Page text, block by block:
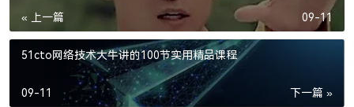
« 上一篇 09-11
51cto网络技术大牛讲的100节实用精品课程
下一篇 »
09-11